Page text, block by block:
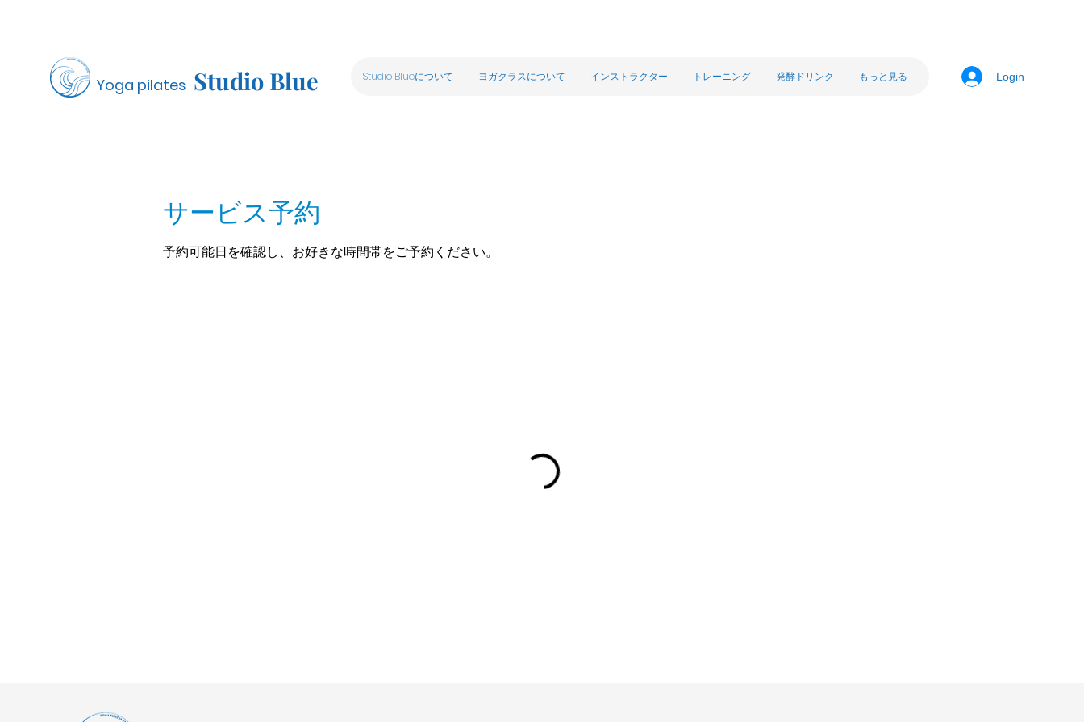
Yoga pilates Studio Blue Studio Blueについて ヨガクラスについて インストラクター トレーニング 発酵ドリンク もっと見る Login
サービス予約
予約可能日を確認し、お好きな時間帯をご予約ください。